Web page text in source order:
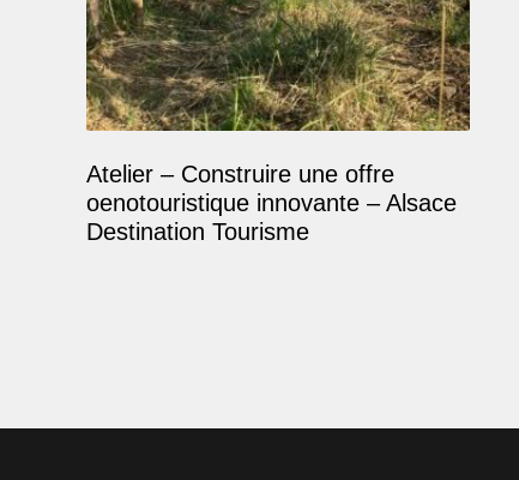
Atelier – Construire une offre
oenotouristique innovante – Alsace
Destination Tourisme